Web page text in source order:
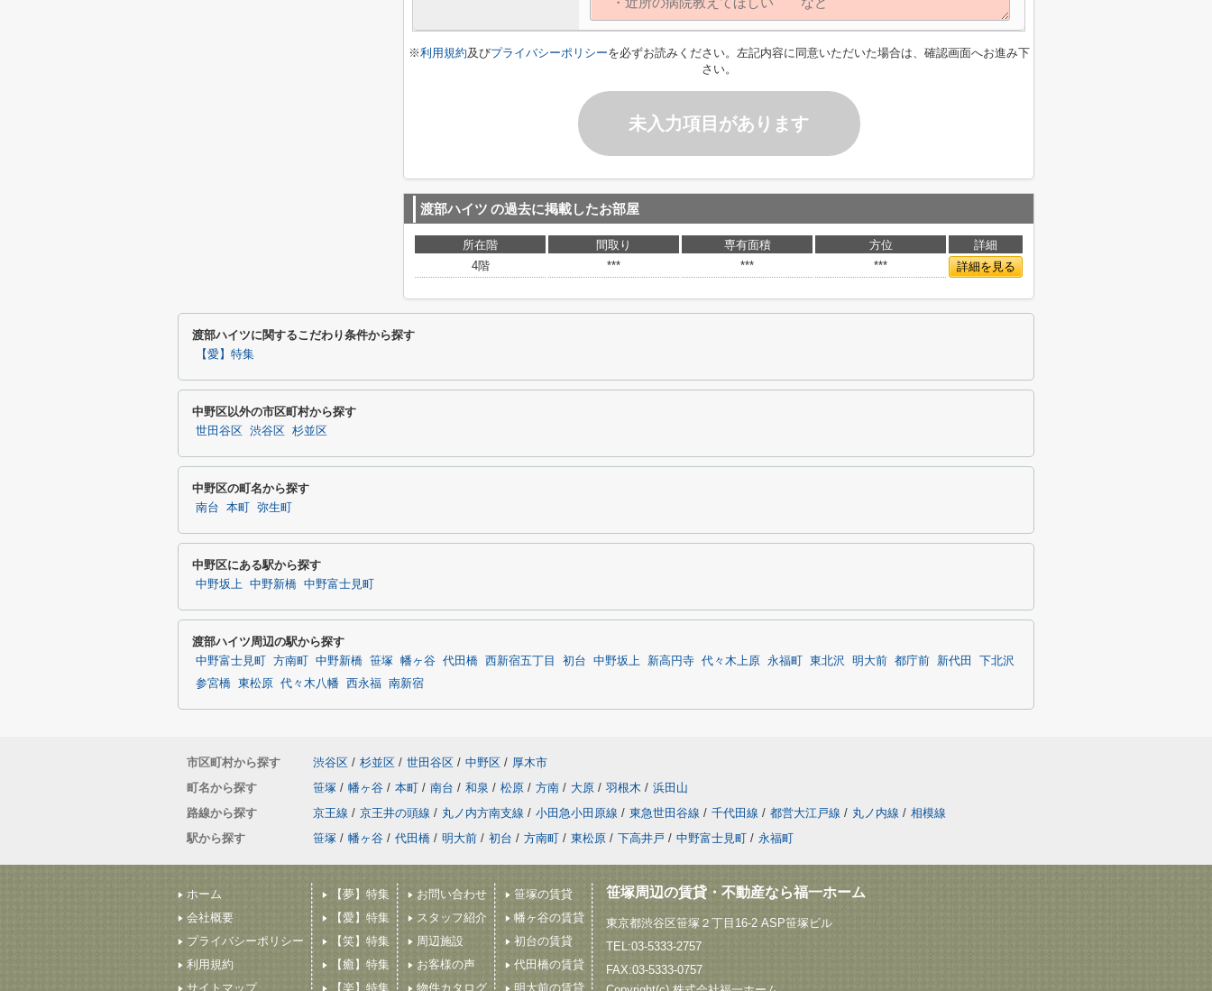
※利用規約及びプライバシーポリシーを必ずお読みください。左記内容に同意いただいた場合は、確認画面へお進み下
さい。
未入力項目があります
渡部ハイツ の過去に掲載したお部屋
所在階 間取り 専有面積 方位
詳細
4階
*** *** *** 詳細を見る
渡部ハイツに関するこだわり条件から探す
【愛】特集
中野区以外の市区町村から探す
世田谷区 渋谷区 杉並区
中野区の町名から探す
南台 本町 弥生町
中野区にある駅から探す
中野坂上 中野新橋 中野富士見町
渡部ハイツ周辺の駅から探す
中野富士見町 方南町 中野新橋 笹塚 幡ヶ谷 代田橋 西新宿五丁目 初台 中野坂上 新高円寺 代々木上原 永福町 東北沢 明大前 都庁前 新代田
下北沢
参宮橋 東松原 代々木八幡 西永福 南新宿
市区町村から探す 渋谷区 / 杉並区 / 世田谷区 / 中野区 / 厚木市
町名から探す
笹塚 / 幡ヶ谷 / 本町 / 南台 / 和泉 / 松原 / 方南 / 大原 / 羽根木 / 浜田山
路線から探す
京王線 / 京王井の頭線 / 丸ノ内方南支線 / 小田急小田原線 / 東急世田谷線 / 千代田線 / 都営大江戸線 / 丸ノ内線 / 相模線
駅から探す
笹塚 / 幡ヶ谷 / 代田橋 / 明大前 / 初台 / 方南町 / 東松原 / 下高井戸 / 中野富士見町 / 永福町
ホーム
会社概要
プライバシーポリシー
利用規約
サイトマップ
【夢】特集
【愛】特集
【笑】特集
【癒】特集
【楽】特集
お問い合わせ
スタッフ紹介
周辺施設
お客様の声
物件カタログ
笹塚の賃貸
幡ヶ谷の賃貸
初台の賃貸
代田橋の賃貸
明大前の賃貸
笹塚周辺の賃貸・不動産なら福一ホーム
東京都渋谷区笹塚２丁目16-2 ASP笹塚ビル
TEL:03-5333-2757
FAX:03-5333-0757